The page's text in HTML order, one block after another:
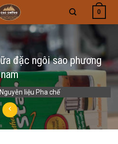
0
đặc ngôi sao phương
nam
Nguyên liệu Pha chế